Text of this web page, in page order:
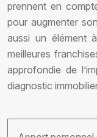
prennent en
pour augmenter
aussi un élément
meilleures
approfondie de
diagnostic